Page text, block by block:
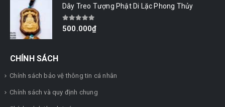
Dây Treo Tượng Phật Di Lặc Phong Thủy
0out of 5
500.000₫
CHÍNH SÁCH
Chính sách bảo vệ thông tin cá nhân
Chính sách và quy định chung